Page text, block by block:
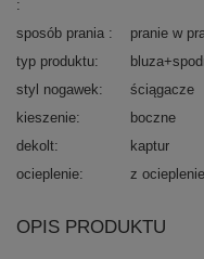
sposób prania
pranie w
typ produktu
styl nogawek
ściągacze
kieszenie
boczne
dekolt
kaptur
ocieplenie
z
OPIS PRODUKTU